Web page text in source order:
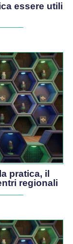
essere utili
pratica, il
regionali